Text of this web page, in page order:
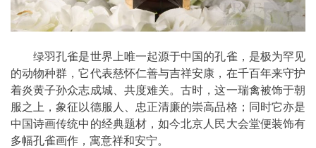
绿羽孔雀是世界上唯一起源于中国的孔雀，是极为罕见
的动物种群，它代表慈怀仁善与吉祥安康，在千百年来守护
着炎黄子孙众志成城、共度难关。古时，这一瑞禽被饰于朝
服之上，象征以德服人、忠正清廉的崇高品格；同时它亦是
中国诗画传统中的经典题材，如今北京人民大会堂便装饰有
多幅孔雀画作，寓意祥和安宁。